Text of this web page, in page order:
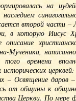
на
второй части
в которую Иисус
описание
Мученика,
времени
исторических
– Освящение даров
от общины к
Церкви. По мере